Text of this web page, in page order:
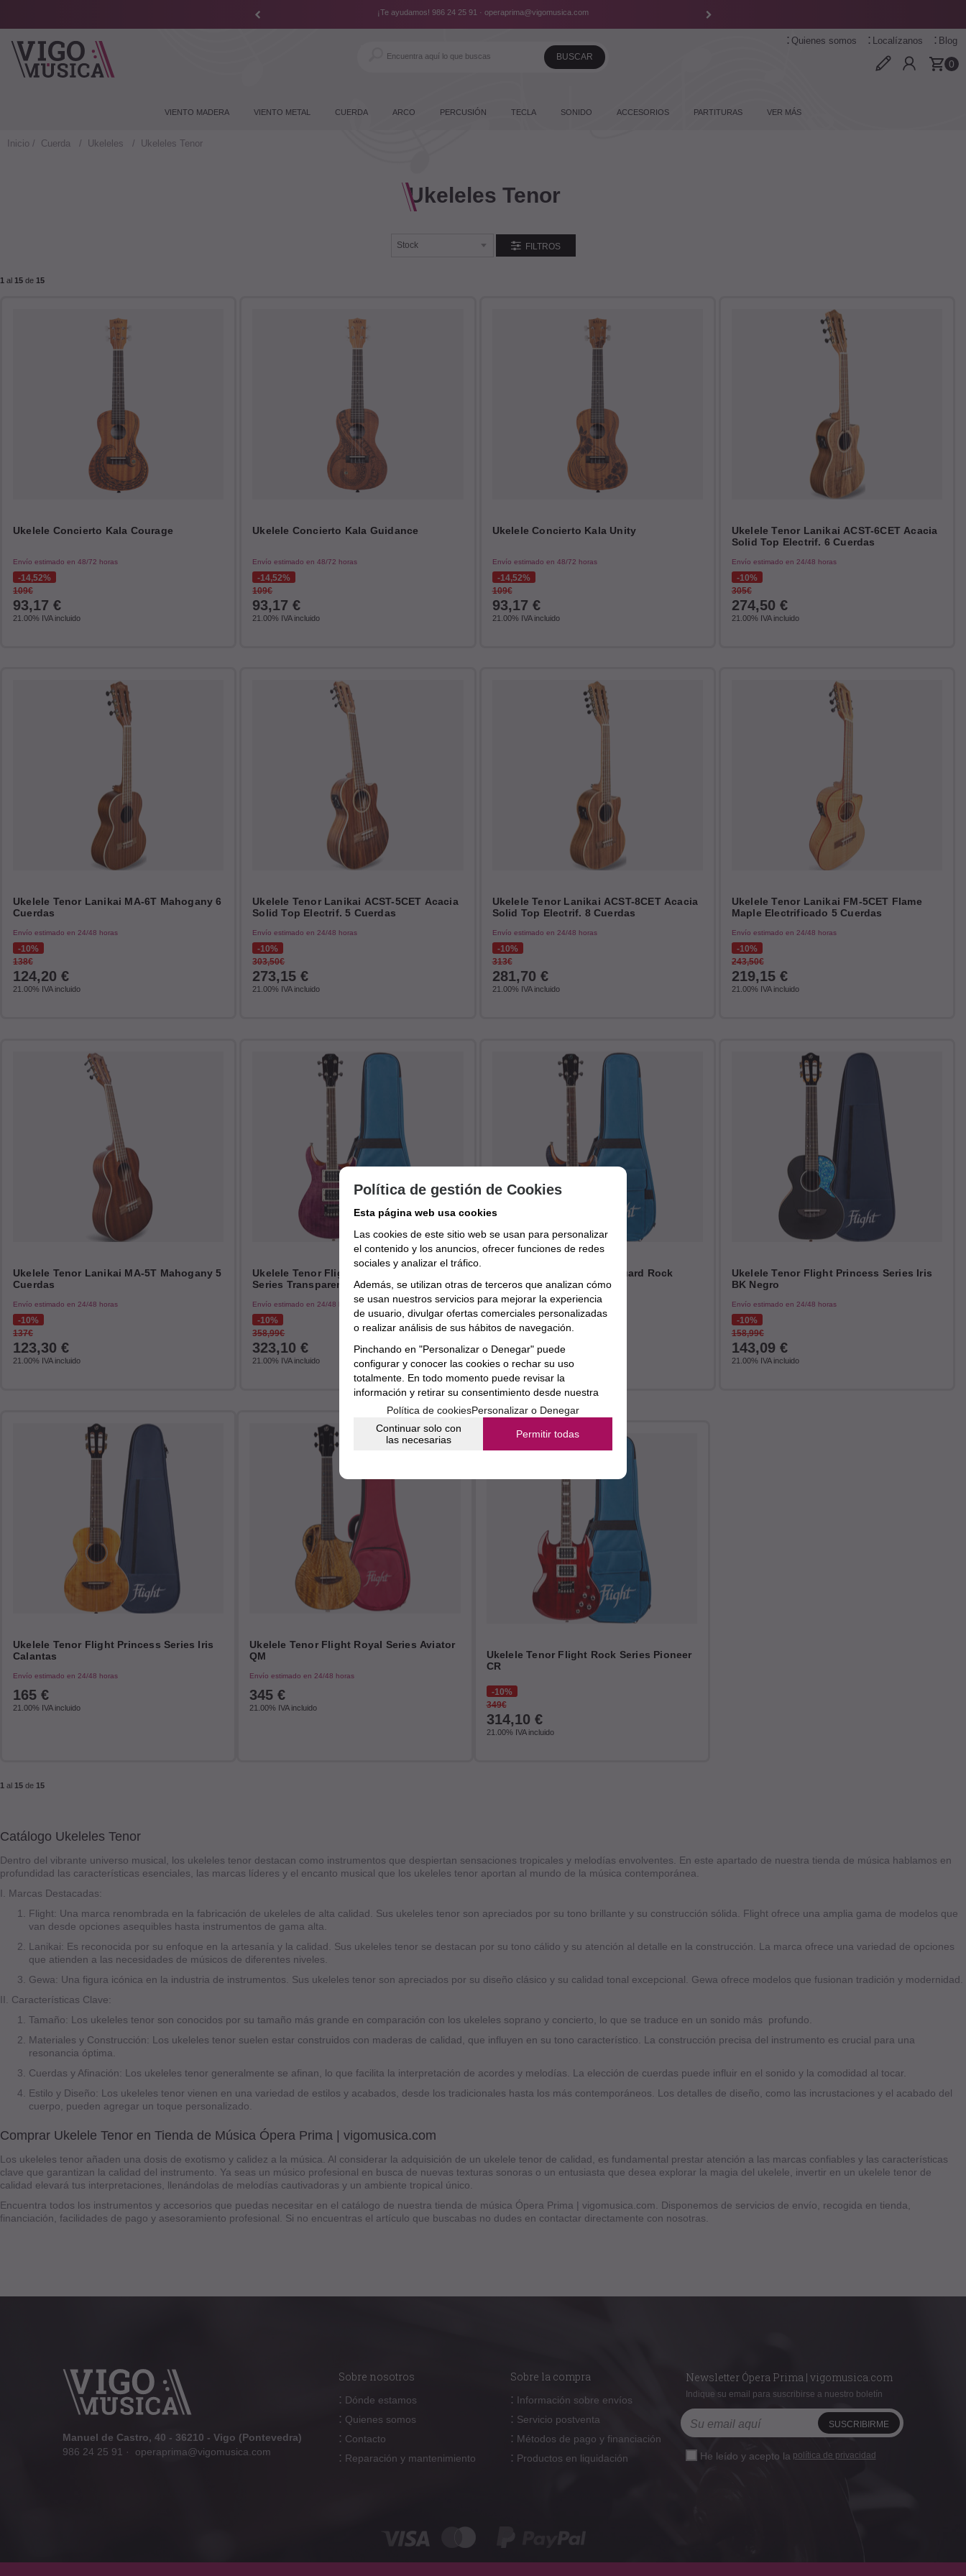
¡Te ayudamos! 986 24 25 91 · operaprima@vigomusica.com
0
Quienes somos Localízanos Blog
VIENTO MADERA VIENTO METAL CUERDA ARCO PERCUSIÓN TECLA SONIDO ACCESORIOS PARTITURAS VER MÁS
Inicio Cuerda Ukeleles Ukeleles Tenor
Ukeleles Tenor
FILTROS
1 al 15 de 15
Ukelele Concierto Kala Courage
Envío estimado en 48/72 horas
14,52%
109€
93,17 €
21.00% IVA incluido
Ukelele Concierto Kala Guidance
Envío estimado en 48/72 horas
14,52%
109€
93,17 €
21.00% IVA incluido
Ukelele Concierto Kala Unity
Envío estimado en 48/72 horas
14,52%
109€
93,17 €
21.00% IVA incluido
Ukelele Tenor Lanikai ACST-6CET Acacia
Solid Top Electrif. 6 Cuerdas
Envío estimado en 24/48 horas
10%
305€
274,50 €
21.00% IVA incluido
Ukelele Tenor Lanikai MA-6T Mahogany 6
Cuerdas
Envío estimado en 24/48 horas
10%
138€
124,20 €
21.00% IVA incluido
Ukelele Tenor Lanikai ACST-5CET Acacia
Solid Top Electrif. 5 Cuerdas
Envío estimado en 24/48 horas
10%
303,50€
273,15 €
21.00% IVA incluido
Ukelele Tenor Lanikai ACST-8CET Acacia
Solid Top Electrif. 8 Cuerdas
Envío estimado en 24/48 horas
10%
313€
281,70 €
21.00% IVA incluido
Ukelele Tenor Lanikai FM-5CET Flame
Maple Electrificado 5 Cuerdas
Envío estimado en 24/48 horas
10%
243,50€
219,15 €
21.00% IVA incluido
Ukelele Tenor Lanikai MA-5T Mahogany 5
Cuerdas
Envío estimado en 24/48 horas
10%
137€
123,30 €
21.00% IVA incluido
Ukelele Tenor Flight Vanguard Rock
Series Transparent Purple
Envío estimado en 24/48 horas
10%
358,99€
323,10 €
21.00% IVA incluido
Ukelele Tenor Flight Vanguard Rock
Series Transparent Black
Envío estimado en 24/48 horas
358,99€
323,10 €
21.00% IVA incluido
Ukelele Tenor Flight Princess Series Iris
BK Negro
Envío estimado en 24/48 horas
10%
158,99€
143,09 €
21.00% IVA incluido
Ukelele Tenor Flight Princess Series Iris
Calantas
Envío estimado en 24/48 horas
165 €
21.00% IVA incluido
Ukelele Tenor Flight Royal Series Aviator
QM
Envío estimado en 24/48 horas
345 €
21.00% IVA incluido
Ukelele Tenor Flight Rock Series Pioneer
CR
10%
349€
314,10 €
21.00% IVA incluido
1 al 15 de 15
Catálogo Ukeleles Tenor
Dentro del vibrante universo musical, los ukeleles tenor destacan como instrumentos que despiertan sensaciones tropicales y melodías envolventes. En este apartado de nuestra tienda de música hablamos en
profundidad las características esenciales, las marcas líderes y el encanto musical que los ukeleles tenor aportan al mundo de la música contemporánea.
I. Marcas Destacadas:
Flight: Una marca renombrada en la fabricación de ukeleles de alta calidad. Sus ukeleles tenor son apreciados por su tono brillante y su construcción sólida. Flight ofrece una amplia gama de modelos que
van desde opciones asequibles hasta instrumentos de gama alta.
Lanikai: Es reconocida por su enfoque en la artesanía y la calidad. Sus ukeleles tenor se destacan por su tono cálido y su atención al detalle en la construcción. La marca ofrece una variedad de opciones
que atienden a las necesidades de músicos de diferentes niveles.
Gewa: Una figura icónica en la industria de instrumentos. Sus ukeleles tenor son apreciados por su diseño clásico y su calidad tonal excepcional. Gewa ofrece modelos que fusionan tradición y modernidad.
II. Características Clave:
Tamaño: Los ukeleles tenor son conocidos por su tamaño más grande en comparación con los ukeleles soprano y concierto, lo que se traduce en un sonido más profundo.
Materiales y Construcción: Los ukeleles tenor suelen estar construidos con maderas de calidad, que influyen en su tono característico. La construcción precisa del instrumento es crucial para una
resonancia óptima.
Cuerdas y Afinación: Los ukeleles tenor generalmente se afinan, lo que facilita la interpretación de acordes y melodías. La elección de cuerdas puede influir en el sonido y la comodidad al tocar.
Estilo y Diseño: Los ukeleles tenor vienen en una variedad de estilos y acabados, desde los tradicionales hasta los más contemporáneos. Los detalles de diseño, como las incrustaciones y el acabado del
cuerpo, pueden agregar un toque personalizado.
Comprar Ukelele Tenor en Tienda de Música Ópera Prima | vigomusica.com
Los ukeleles tenor añaden una dosis de exotismo y calidez a la música. Al considerar la adquisición de un ukelele tenor de calidad, es fundamental prestar atención a las marcas confiables y las características
clave que garantizan la calidad del instrumento. Ya seas un músico profesional en busca de nuevas texturas sonoras o un entusiasta que desea explorar la magia del ukelele, invertir en un ukelele tenor de
calidad elevará tus interpretaciones, llenándolas de melodías cautivadoras y un ambiente tropical único.
Encuentra todos los instrumentos y accesorios que puedas necesitar en el catálogo de nuestra tienda de música Ópera Prima | vigomusica.com. Disponemos de servicios de envío, recogida en tienda,
financiación, facilidades de pago y asesoramiento profesional. Si no encuentras el artículo que buscabas no dudes en contactar directamente con nosotras.
Manuel de Castro, 40 - 36210 - Vigo (Pontevedra)
986 24 25 91 · operaprima@vigomusica.com
Sobre nosotros
: Dónde estamos
: Quienes somos
: Contacto
: Reparación y mantenimiento
Sobre la compra
: Información sobre envíos
: Servicio postventa
: Métodos de pago y financiación
: Productos en liquidación
Newsletter Ópera Prima | vigomusica.com
Indique su email para suscribirse a nuestro boletín
He leído y acepto la política de privacidad
Política de gestión de Cookies
Esta página web usa cookies
Las cookies de este sitio web se usan para personalizar
el contenido y los anuncios, ofrecer funciones de redes
sociales y analizar el tráfico.
Además, se utilizan otras de terceros que analizan cómo
se usan nuestros servicios para mejorar la experiencia
de usuario, divulgar ofertas comerciales personalizadas
o realizar análisis de sus hábitos de navegación.
Pinchando en "Personalizar o Denegar" puede
configurar y conocer las cookies o rechar su uso
totalmente. En todo momento puede revisar la
información y retirar su consentimiento desde nuestra
sección de política de cookies.
Política de cookiesPersonalizar o Denegar
Continuar solo con
las necesarias
Permitir todas